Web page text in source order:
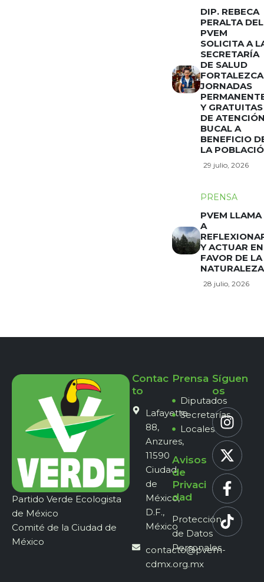
DIP. REBECA
PERALTA DEL
PVEM
SOLICITA A
SECRETARÍA
DE SALUD
FORTALEZCA
JORNADAS
Y GRATUITAS
DE
BUCAL A
BENEFICIO
LA
29 julio, 2026
PRENSA
PVEM LLAMA
A
Y ACTUAR EN
FAVOR DE LA
NATURALEZA
28 julio, 2026
Partido Verde Ecologista
de México
Comité de la Ciudad de
México
Contac
to
Lafayette
88,
Anzures,
11590
Ciudad
de
México,
D.F.,
México
contacto@pvem-
cdmx.org.mx
Prensa
Diputados
Secretarías
Locales
Avisos
de
Privaci
dad
Protección
de Datos
Personales
Síguen
os